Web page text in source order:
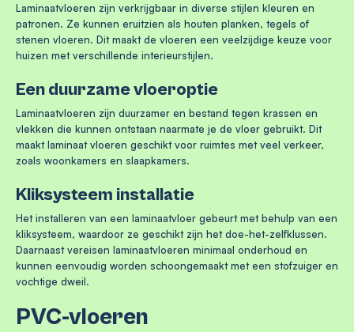
Laminaatvloeren zijn verkrijgbaar in diverse stijlen kleuren en
patronen. Ze kunnen eruitzien als houten planken, tegels of
stenen vloeren. Dit maakt de vloeren een veelzijdige keuze voor
huizen met verschillende interieurstijlen.
Een duurzame vloeroptie
Laminaatvloeren zijn duurzamer en bestand tegen krassen en
vlekken die kunnen ontstaan naarmate je de vloer gebruikt. Dit
maakt laminaat vloeren geschikt voor ruimtes met veel verkeer,
zoals woonkamers en slaapkamers.
Kliksysteem installatie
Het installeren van een laminaatvloer gebeurt met behulp van een
kliksysteem, waardoor ze geschikt zijn het doe-het-zelfklussen.
Daarnaast vereisen laminaatvloeren minimaal onderhoud en
kunnen eenvoudig worden schoongemaakt met een stofzuiger en
vochtige dweil.
PVC-vloeren